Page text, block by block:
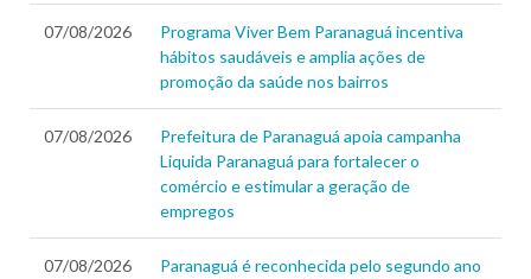
07/08/2026
Programa Viver Bem Paranaguá incentiva
hábitos saudáveis e amplia ações de
promoção da saúde nos bairros
07/08/2026
Prefeitura de Paranaguá apoia campanha
Liquida Paranaguá para fortalecer o
comércio e estimular a geração de
empregos
07/08/2026
Paranaguá é reconhecida pelo segundo ano